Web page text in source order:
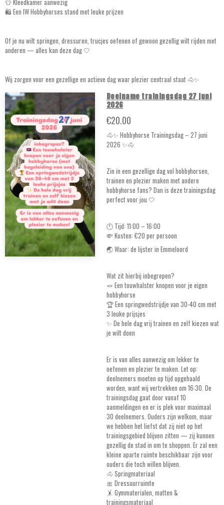
👕 Kleedkamer aanwezig
🛍️ Een IW Hobbyhorses stand met leuke prijzen
Of je nu wilt springen, dressuren, trucjes oefenen of gewoon gezellig wilt rijden met
anderen — alles kan deze dag 🤍
Wij zorgen voor een gezellige en actieve dag waar plezier centraal staat 🐴✨
Deelname trainingsdag 27 juni
2026
€20.00
🐴✨ Hobbyhorse Trainingsdag – 27 juni
2026 ✨🐴
Zin in een gezellige dag vol hobbyhorsen,
trainen en plezier maken met andere
hobbyhorse fans? Dan is deze trainingsdag
perfect voor jou 🤍
🕚 Tijd: 11:00 – 16:00
💸 Kosten: €20 per persoon
🌏 Waar: de lijster in Emmeloord
Wat zit hierbij inbegrepen?
🪢 Een touwhalster knopen voor je eigen
hobbyhorse
🏆 Een springwedstrijdje van 30-40 cm met
3 leuke prijsjes
✨ De hele dag vrij trainen en zelf kiezen wat
je wilt doen
Er is van alles aanwezig om lekker te
oefenen en plezier te maken. Let op:
deelnemers moeten op tijd opgehaald
worden, want wij vertrekken om 16:30. De
trainingsdag gaat door vanaf 10
aanmeldingen en er is plek voor maximaal
30 deelnemers. Ouders zijn welkom, maar
we hebben het liefst dat zij niet op het
trainingsgebied blijven zitten — zij kunnen
gezellig de stad in om te shoppen. Er zal een
kleine aparte ruimte beschikbaar zijn voor
ouders die toch willen blijven.
🐴 Springmateriaal
🎀 Dressuurruimte
🤸 Gymmaterialen, matten &
trainingsmateriaal